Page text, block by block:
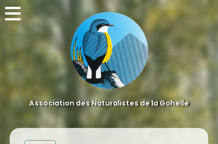
Association des Naturalistes de la Gohelle